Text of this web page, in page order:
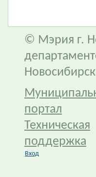
© Мэрия г.
портал
Техническая
поддержка
Вход